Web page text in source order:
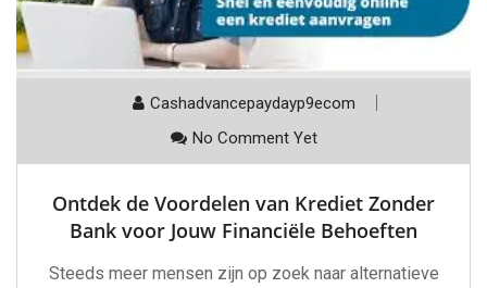
Cashadvancepaydayp9ecom
No Comment Yet
Ontdek de Voordelen van Krediet Zonder
Bank voor Jouw Financiële Behoeften
Steeds meer mensen zijn op zoek naar alternatieve